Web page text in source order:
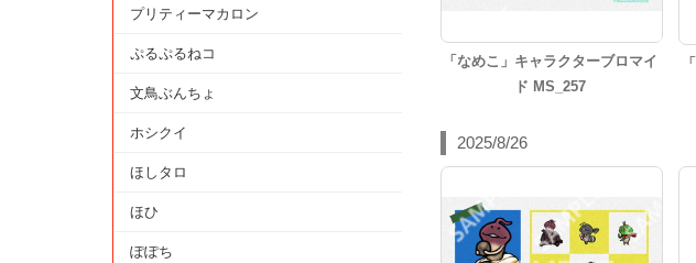
「なめこ」キャラクターブロマイ
ド MS_257
2025/8/26
プリティーマカロン
ぷるぷるねコ
文鳥ぶんちょ
ホシクイ
ほしタロ
ほひ
ぽぽち